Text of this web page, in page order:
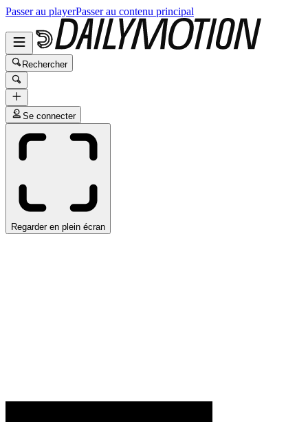
Passer au playerPasser au contenu principal
Rechercher
Se connecter
Regarder en plein écran